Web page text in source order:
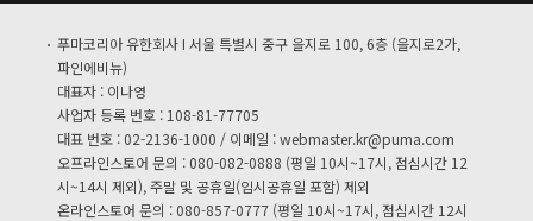
푸마코리아 유한회사 I 서울 특별시 중구 을지로 100, 6층 (을지로2가,
파인에비뉴)
대표자 : 이나영
사업자 등록 번호 : 108-81-77705
대표 번호 : 02-2136-1000 / 이메일 :webmaster.kr@puma.com
오프라인스토어 문의 : 080-082-0888 (평일 10시~17시, 점심시간 12
시~14시 제외), 주말 및 공휴일(임시공휴일 포함) 제외
온라인스토어 문의 : 080-857-0777 (평일 10시~17시, 점심시간 12시